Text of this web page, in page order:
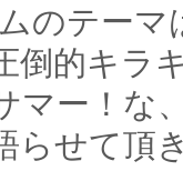
のテー
倒的キラ
マー！な
らせて頂